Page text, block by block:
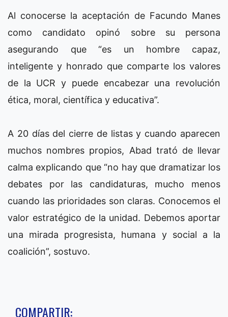
Al conocerse la aceptación de Facundo Manes
como candidato opinó sobre su persona
asegurando que “es un hombre capaz,
inteligente y honrado que comparte los valores
de la UCR y puede encabezar una revolución
ética, moral, científica y educativa”.
A 20 días del cierre de listas y cuando aparecen
muchos nombres propios, Abad trató de llevar
calma explicando que “no hay que dramatizar los
debates por las candidaturas, mucho menos
cuando las prioridades son claras. Conocemos el
valor estratégico de la unidad. Debemos aportar
una mirada progresista, humana y social a la
coalición”, sostuvo.
COMPARTIR: